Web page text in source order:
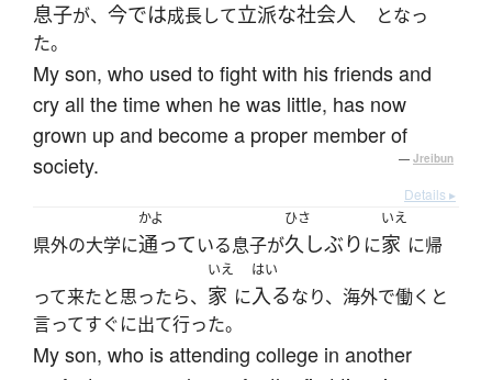
息子が、 今では成長して立派な社会人
となっ
た。
My son, who used to fight with his friends and
cry all the time when he was little, has now
grown up and become a proper member of
society.
— Jreibun
Details ▸
県外の大学に
かよ
通っている息子が
ひさ
久しぶり に
いえ
家 に帰
って来たと思ったら、
いえ
家 に
はい
入るなり、海外で働くと
言ってすぐに出て行った。
My son, who is attending college in another